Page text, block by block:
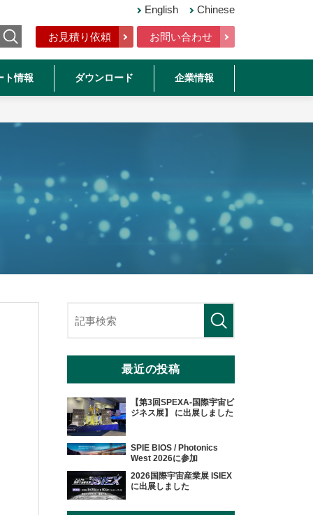
お見積り依頼 お問い合わせ
English Chinese
ト情報 ダウンロード 企業情報
最近の投稿
【第3回SPEXA-国際宇宙ビ
ジネス展】 に出展しました
SPIE BIOS / Photonics
West 2026に参加
2026国際宇宙産業展 ISIEX
に出展しました